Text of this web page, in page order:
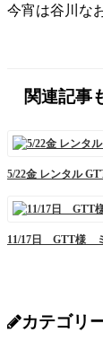
今宵は谷川な
関連記事
5/22金 レンタル
11/17日 GTT様 ミ
カテゴリ